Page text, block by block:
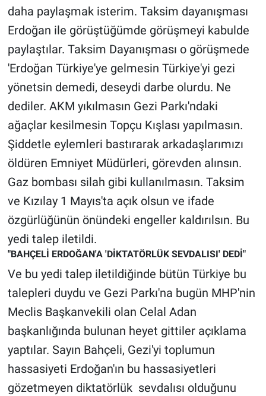
daha paylaşmak isterim. Taksim dayanışması
Erdoğan ile görüştüğümde görüşmeyi kabulde
paylaştılar. Taksim Dayanışması o görüşmede
'Erdoğan Türkiye'ye gelmesin Türkiye'yi gezi
yönetsin demedi, deseydi darbe olurdu. Ne
dediler. AKM yıkılmasın Gezi Parkı'ndaki
ağaçlar kesilmesin Topçu Kışlası yapılmasın.
Şiddetle eylemleri bastırarak arkadaşlarımızı
öldüren Emniyet Müdürleri, görevden alınsın.
Gaz bombası silah gibi kullanılmasın. Taksim
ve Kızılay 1 Mayıs'ta açık olsun ve ifade
özgürlüğünün önündeki engeller kaldırılsın. Bu
yedi talep iletildi.
"BAHÇELİ ERDOĞAN'A 'DİKTATÖRLÜK SEVDALISI' DEDİ"
Ve bu yedi talep iletildiğinde bütün Türkiye bu
talepleri duydu ve Gezi Parkı'na bugün MHP'nin
Meclis Başkanvekili olan Celal Adan
başkanlığında bulunan heyet gittiler açıklama
yaptılar. Sayın Bahçeli, Gezi'yi toplumun
hassasiyeti Erdoğan'ın bu hassasiyetleri
gözetmeyen diktatörlük sevdalısı olduğunu